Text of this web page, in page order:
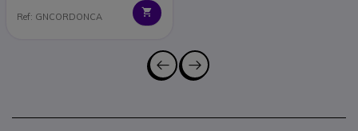
Ref: GNCORDONCA